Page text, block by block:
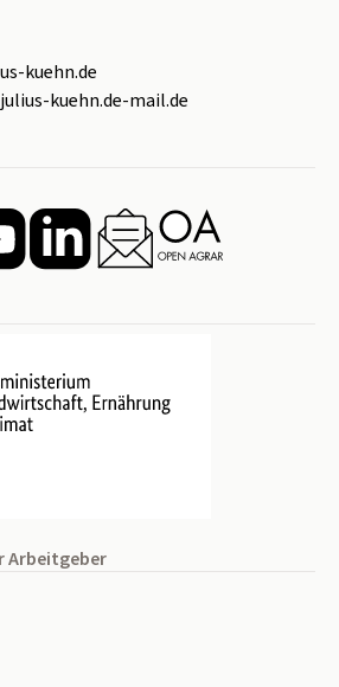
kuehn.de
kuehn.de-mail.de
Arbeitgeber